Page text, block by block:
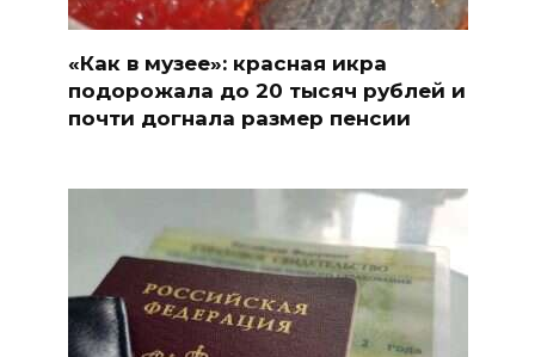
«Как в музее»: красная икра
подорожала до 20 тысяч рублей и
почти догнала размер пенсии